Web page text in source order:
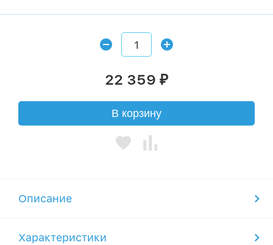
22 359 ₽
В корзину
Описание
Характеристики